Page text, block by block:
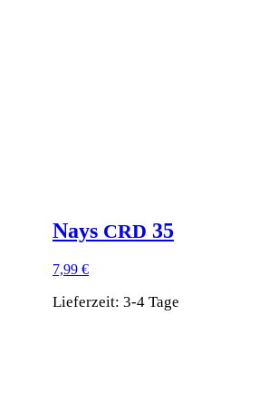
Nays CRD 35
7,99 €
Lieferzeit: 3-4 Tage